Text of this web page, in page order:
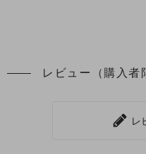
レビュー（購入者
レ